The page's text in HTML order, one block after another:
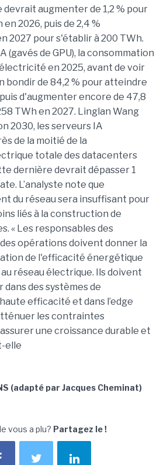
devrait augmenter de 1,2 % pour
2026, puis de 2,4 %
2027 pour s'établir à 200 TWh.
(gavés de GPU), la consommation
en 2025, avant de voir
bondir de 84,2 % pour atteindre
d'augmenter encore de 47,8
TWh en 2027. Linglan Wang
2030, les serveurs IA
de la moitié de la
totale des datacenters
dernière devrait dépasser 1
L’analyste note que
du réseau sera insuffisant pour
liés à la construction de
« Les responsables des
opérations doivent donner la
de l'efficacité énergétique
réseau électrique. Ils doivent
des systèmes de
efficacité et dans l’edge
les contraintes
une croissance durable et
elle
(adapté par Jacques Cheminat)
vous a plu? Partagez le !